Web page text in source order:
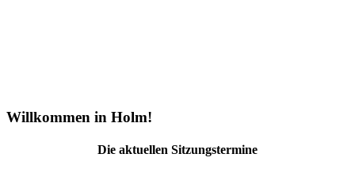
Willkommen in Holm!
Die aktuellen Sitzungstermine